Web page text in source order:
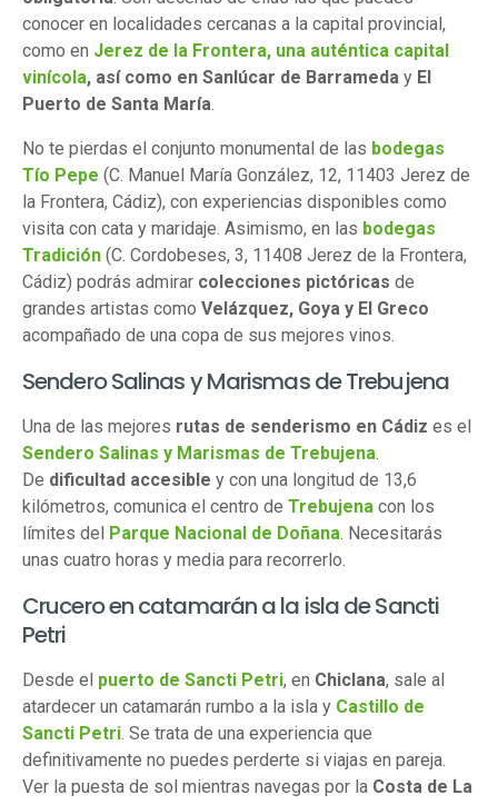
conocer en localidades cercanas a la capital provincial,
como en Jerez de la Frontera, una auténtica capital
vinícola, así como en Sanlúcar de Barrameda y El
Puerto de Santa María
No te pierdas el conjunto monumental de las bodegas
Tío Pepe (C. Manuel María González, 12, 11403 Jerez de
la Frontera, Cádiz), con experiencias disponibles como
visita con cata y maridaje. Asimismo, en las bodegas
Tradición (C. Cordobeses, 3, 11408 Jerez de la Frontera,
Cádiz) podrás admirar colecciones pictóricas de
grandes artistas como Velázquez, Goya y El Greco
acompañado de una copa de sus mejores vinos.
Sendero Salinas y Marismas de Trebujena
Una de las mejores rutas de senderismo en Cádiz es el
Sendero Salinas y Marismas de Trebujena
De dificultad accesible y con una longitud de 13,6
kilómetros, comunica el centro de Trebujena con los
límites del Parque Nacional de Doñana . Necesitarás
unas cuatro horas y media para recorrerlo.
Crucero en catamarán a la isla de Sancti
Petri
Desde el puerto de Sancti Petri, en Chiclana, sale al
atardecer un catamarán rumbo a la isla y Castillo de
Sancti Petri . Se trata de una experiencia que
definitivamente no puedes perderte si viajas en pareja.
Ver la puesta de sol mientras navegas por la Costa de La